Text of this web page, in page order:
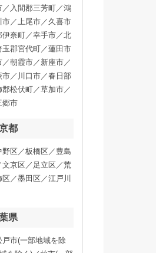
／入間郡三芳町／鴻
／上尾市／久喜市
伊奈町／幸手市／北
郡宮代町／蓮田市
朝霞市／新座市／
／川口市／春日部
松伏町／草加市／
郷市
都
区／板橋区／豊島
文京区／足立区／荒
／墨田区／江戸川
県
市(一部地域を除